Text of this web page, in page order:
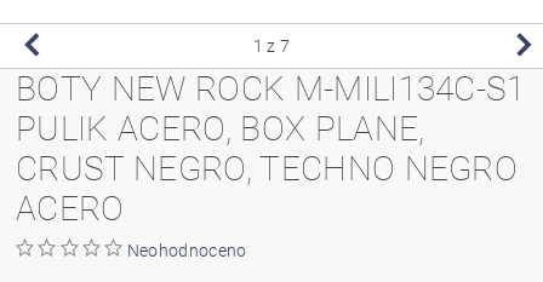
1 z 7
BOTY NEW ROCK M-MILI134C-S1
PULIK ACERO, BOX PLANE,
CRUST NEGRO, TECHNO NEGRO
ACERO
Neohodnoceno